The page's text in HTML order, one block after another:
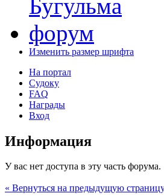
Изменить размер шрифта
На портал
Судоку
FAQ
Награды
Вход
Информация
У вас нет доступа в эту часть форума.
« Вернуться на предыдущую